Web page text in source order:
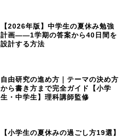
【2026年版】中学生の夏休み勉強
計画——1学期の答案から40日間を
設計する方法
自由研究の進め方｜テーマの決め方
から書き方まで完全ガイド【小学
生・中学生】理科講師監修
【小学生の夏休みの過ごし方19選】